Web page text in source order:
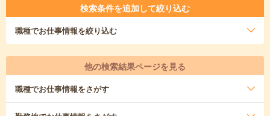
検索条件を追加して絞り込む
職種でお仕事情報を絞り込む
他の検索結果ページを見る
職種でお仕事情報をさがす